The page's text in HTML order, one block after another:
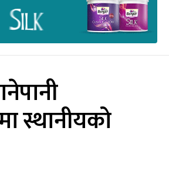
स्थानीयको